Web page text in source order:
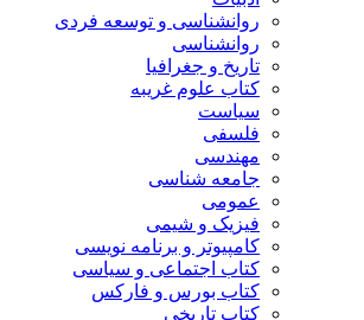
روانشناسی و توسعه فردی
روانشناسی
تاریخ و جغرافیا
کتاب علوم غریبه
سیاست
فلسفی
مهندسی
جامعه شناسی
عمومی
فیزیک و شیمی
کامپیوتر و برنامه نویسی
کتاب اجتماعی و سیاسی
کتاب بورس و فارکس
کتاب تاریخی